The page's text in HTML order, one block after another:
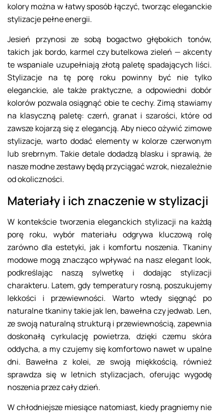
kolory można w łatwy sposób łączyć, tworząc eleganckie
stylizacje pełne energii.
Jesień przynosi ze sobą bogactwo głębokich tonów,
takich jak bordo, karmel czy butelkowa zieleń — akcenty
te wspaniale uzupełniają złotą paletę spadających liści.
Stylizacje na tę porę roku powinny być nie tylko
eleganckie, ale także praktyczne, a odpowiedni dobór
kolorów pozwala osiągnąć obie te cechy. Zimą stawiamy
na klasyczną paletę: czerń, granat i szarości, które od
zawsze kojarzą się z elegancją. Aby nieco ożywić zimowe
stylizacje, warto dodać elementy w kolorze czerwonym
lub srebrnym. Takie detale dodadzą blasku i sprawią, że
nasze modne zestawy będą przyciągać wzrok, niezależnie
od okoliczności.
Materiały i ich znaczenie w stylizacji
W kontekście tworzenia eleganckich stylizacji na każdą
porę roku, wybór materiału odgrywa kluczową rolę
zarówno dla estetyki, jak i komfortu noszenia. Tkaniny
modowe mogą znacząco wpływać na nasz elegant look,
podkreślając naszą sylwetkę i dodając stylizacji
charakteru. Latem, gdy temperatury rosną, poszukujemy
lekkości i przewiewności. Warto wtedy sięgnąć po
naturalne tkaniny takie jak len, bawełna czy jedwab. Len,
ze swoją naturalną strukturą i przewiewnością, zapewnia
doskonałą cyrkulację powietrza, dzięki czemu skóra
oddycha, a my czujemy się komfortowo nawet w upalne
dni. Bawełna z kolei, ze swoją miękkością, również
sprawdza się w letnich stylizacjach, oferując wygodę
noszenia przez cały dzień.
W chłodniejsze miesiące natomiast, kiedy pragniemy nie